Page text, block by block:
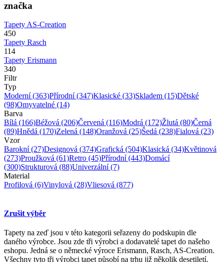
značka
Tapety AS-Creation
450
Tapety Rasch
114
Tapety Erismann
340
Filtr
Typ
Moderní(363)Přírodní(347)Klasické (33)Skladem (15)Dětské
(98)Omyvatelné (14)
Barva
Bílá (166)Béžová (206)Červená (116)Modrá (172)Žlutá (80)Černá
(89)Hnědá (170)Zelená (148)Oranžová (25)Šedá (238)Fialová (23)
Vzor
Barokní(27)Designová (374)Grafická (504)Klasická (34)Květinová
(273)Proužková (61)Retro (45)Přírodní(443)Domácí
(300)Strukturová (88)Univerzální(7)
Material
Profilová (6)Vinylová (28)Vliesová (877)
Zrušit výběr
Tapety na zeď jsou v této kategorii seřazeny do podskupin dle
daného výrobce. Jsou zde tři výrobci a dodavatelé tapet do našeho
eshopu. Jedná se o německé výroce Erismann, Rasch, AS-Creation.
Všechny tyto tři výrobci tapet působí na trhu již několik desetiletí,